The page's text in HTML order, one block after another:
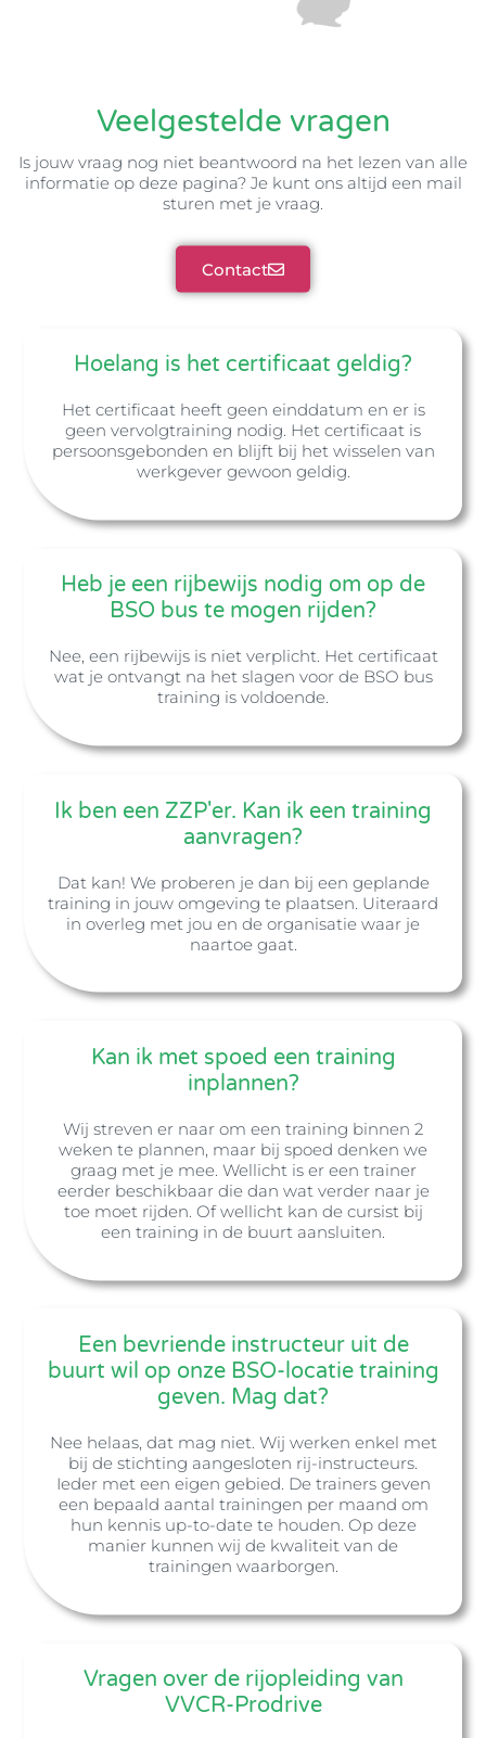
Veelgestelde vragen
Is jouw vraag nog niet beantwoord na het lezen van alle
informatie op deze pagina? Je kunt ons altijd een mail
sturen met je vraag.
Contact
Hoelang is het certificaat geldig?
Het certificaat heeft geen einddatum en er is
geen vervolgtraining nodig. Het certificaat is
persoonsgebonden en blijft bij het wisselen van
werkgever gewoon geldig.
Heb je een rijbewijs nodig om op de
BSO bus te mogen rijden?
Nee, een rijbewijs is niet verplicht. Het certificaat
wat je ontvangt na het slagen voor de BSO bus
training is voldoende.
Ik ben een ZZP'er. Kan ik een training
aanvragen?
Dat kan! We proberen je dan bij een geplande
training in jouw omgeving te plaatsen. Uiteraard
in overleg met jou en de organisatie waar je
naartoe gaat.
Kan ik met spoed een training
inplannen?
Wij streven er naar om een training binnen 2
weken te plannen, maar bij spoed denken we
graag met je mee. Wellicht is er een trainer
eerder beschikbaar die dan wat verder naar je
toe moet rijden. Of wellicht kan de cursist bij
een training in de buurt aansluiten.
Een bevriende instructeur uit de
buurt wil op onze BSO-locatie training
geven. Mag dat?
Nee helaas, dat mag niet. Wij werken enkel met
bij de stichting aangesloten rij-instructeurs.
Ieder met een eigen gebied. De trainers geven
een bepaald aantal trainingen per maand om
hun kennis up-to-date te houden. Op deze
manier kunnen wij de kwaliteit van de
trainingen waarborgen.
Vragen over de rijopleiding van
VVCR-Prodrive